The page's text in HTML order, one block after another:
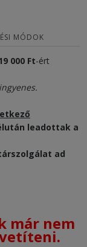
MÓDOK
000 Ft-ért
ingyenes.
leadottak a
ad
már nem